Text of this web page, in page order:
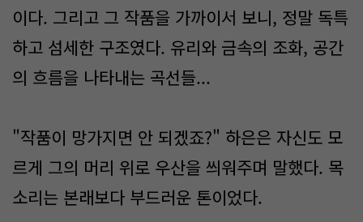
이다. 그리고 그 작품을 가까이서 보니, 정말 독특
하고 섬세한 구조였다. 유리와 금속의 조화, 공간
의 흐름을 나타내는 곡선들...
"작품이 망가지면 안 되겠죠?" 하은은 자신도 모
르게 그의 머리 위로 우산을 씌워주며 말했다. 목
소리는 본래보다 부드러운 톤이었다.